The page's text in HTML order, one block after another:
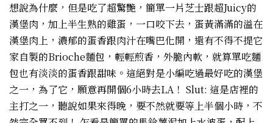
想說為什麼，但是吃了超驚艷，簡單一片芝士跟超Juicy的
漢堡肉，加上半生熟的雞蛋，一口咬下去，蛋黃滿滿的溢在
漢堡肉上，濃郁的蛋香跟肉汁在嘴巴化開，還有不得不提它
家自製的Brioche麵包，輕輕煎香，外脆內軟，就算單吃麵
包也有淡淡的蛋香跟甜味。這絕對是小編吃過最好吃的漢堡
之一，為了它，願意再開個6小時去LA！ Slut: 這是店裡的
主打之一，聽說如果來得晚，要不然就要等上半個小時，不